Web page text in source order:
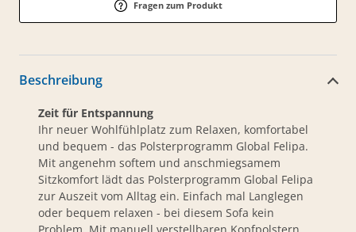
Fragen zum Produkt
Beschreibung
Zeit für Entspannung
Ihr neuer Wohlfühlplatz zum Relaxen, komfortabel
und bequem - das Polsterprogramm Global Felipa.
Mit angenehm softem und anschmiegsamem
Sitzkomfort lädt das Polsterprogramm Global Felipa
zur Auszeit vom Alltag ein. Einfach mal Langlegen
oder bequem relaxen - bei diesem Sofa kein